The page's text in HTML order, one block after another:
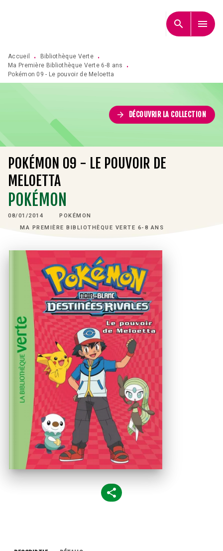
search menu
Accueil • Bibliothèque Verte
•
Ma Première Bibliothèque Verte 6-8 ans
•
Pokémon 09 - Le pouvoir de Meloetta
arrow_forward DÉCOUVRIR LA COLLECTION
POKÉMON 09 - LE POUVOIR DE
MELOETTA
POKÉMON
08/01/2014
POKÉMON
MA PREMIÈRE BIBLIOTHÈQUE VERTE 6-8 ANS